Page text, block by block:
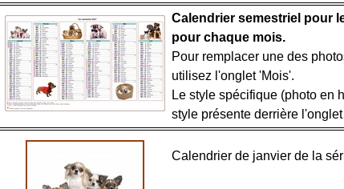
Calendrier semestriel pour
pour chaque mois.
Pour remplacer une des
utilisez l'onglet 'Mois'.
Le style spécifique (photo en
style présente derrière
Calendrier de janvier de la